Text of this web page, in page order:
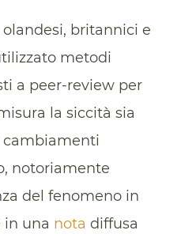
olandesi, britannici e
metodi
a peer-review per
la siccità sia
cambiamenti
notoriamente
del fenomeno in
in una nota diffusa